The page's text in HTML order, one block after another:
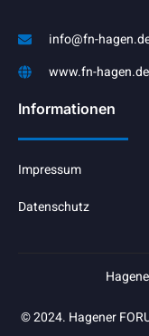
info@fn-
www.fn-hagen.de
Informationen
Impressum
Datenschutz
© 2024. Hagener